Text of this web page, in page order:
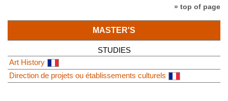
» top of page
MASTER'S
STUDIES
Art History
Direction de projets ou établissements culturels